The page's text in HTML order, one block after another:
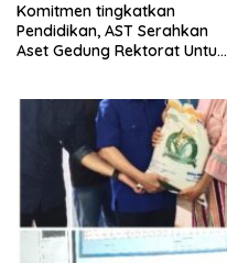
Komitmen tingkatkan
Pendidikan, AST Serahkan
Aset Gedung Rektorat Untuk